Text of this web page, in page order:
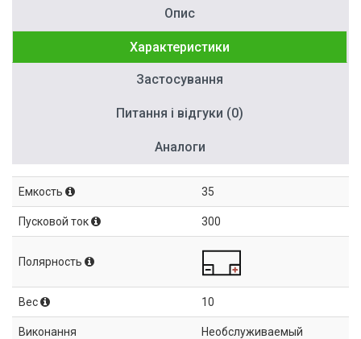
Опис
Характеристики
Застосування
Питання і відгуки (0)
Аналоги
Емкость 35
Пусковой ток 300
Полярность
Вес 10
Виконання Необслуживаемый